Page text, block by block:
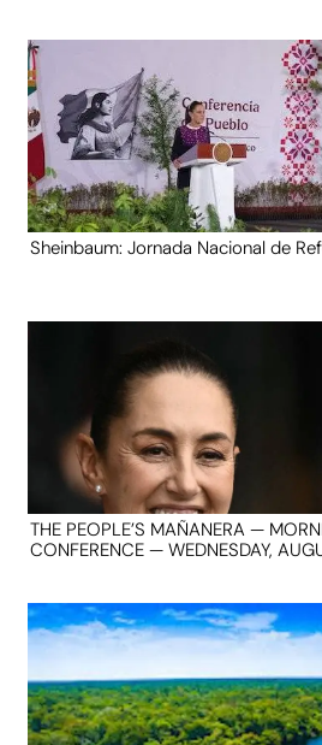
Sheinbaum: Jornada Nacional de
THE PEOPLE’S MAÑANERA —
CONFERENCE — WEDNESDAY,